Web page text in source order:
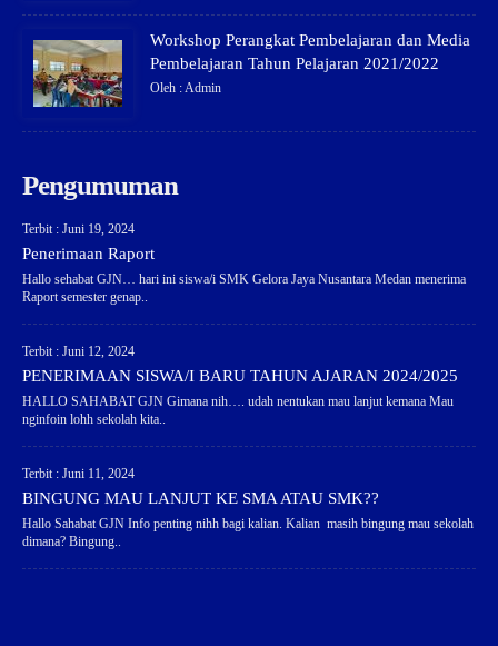
Workshop Perangkat Pembelajaran dan Media
Pembelajaran Tahun Pelajaran 2021/2022
Oleh : Admin
Pengumuman
Terbit : Juni 19, 2024
Penerimaan Raport
Hallo sehabat GJN… hari ini siswa/i SMK Gelora Jaya Nusantara Medan menerima
Raport semester genap..
Terbit : Juni 12, 2024
PENERIMAAN SISWA/I BARU TAHUN AJARAN 2024/2025
HALLO SAHABAT GJN Gimana nih…. udah nentukan mau lanjut kemana Mau
nginfoin lohh sekolah kita..
Terbit : Juni 11, 2024
BINGUNG MAU LANJUT KE SMA ATAU SMK??
Hallo Sahabat GJN Info penting nihh bagi kalian. Kalian masih bingung mau sekolah
dimana? Bingung..